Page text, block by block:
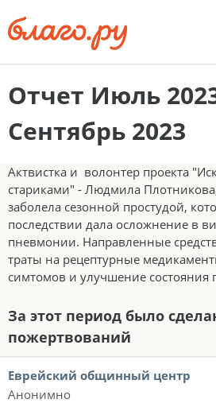
Отчет Июль
Сентябрь 2023
Актвистка и волонтер проекта
стариками" - Людмила
заболела сезонной простудой,
последствии дала осложнение в
пневмонии. Направленные
траты на рецептурные
симтомов и улучшение состояния
За этот период было
пожертвований
Еврейский общинный центр
Анонимно